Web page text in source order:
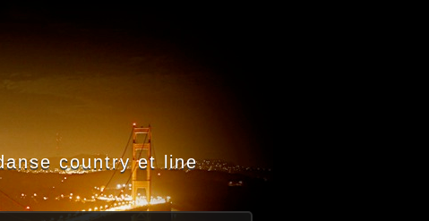
country et line